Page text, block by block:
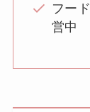
フー
営中